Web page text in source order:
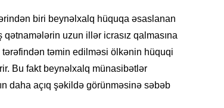
biri beynəlxalq hüquqa əsaslanan
uzun illər icrasız qalmasına
təmin edilməsi ölkənin hüquqi
Bu fakt beynəlxalq münasibətlər
daha açıq şəkildə görünməsinə səbəb